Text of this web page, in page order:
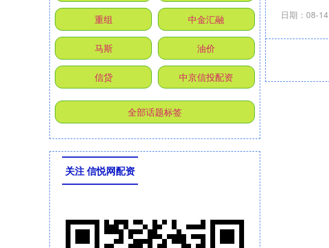
日期：08-14
重组 中金汇融
马斯 油价
信贷 中京信投配资
全部话题标签
关注 信悦网配资